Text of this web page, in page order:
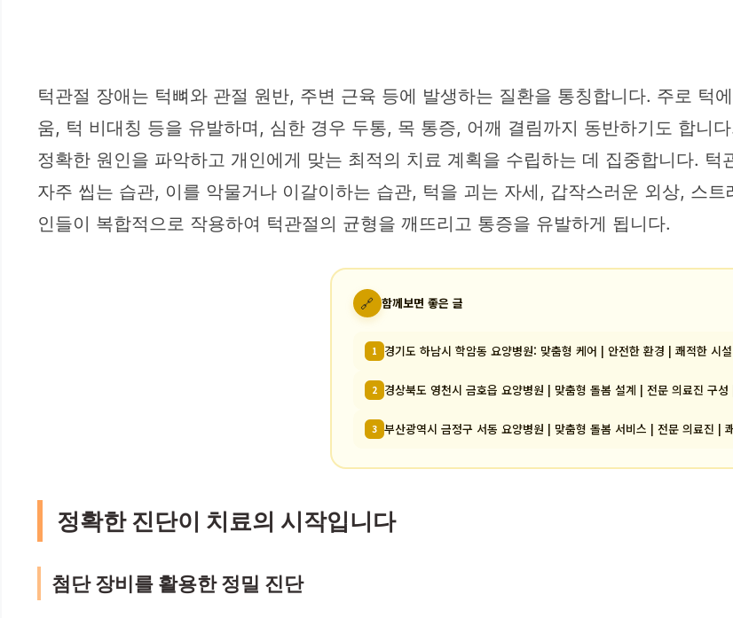
턱관절 장애는 턱뼈와 관절 원반, 주변 근육 등에 발생하는 질환을 통칭합니다. 주로 턱
움, 턱 비대칭 등을 유발하며, 심한 경우 두통, 목 통증, 어깨 결림까지 동반하기도 합니
정확한 원인을 파악하고 개인에게 맞는 최적의 치료 계획을 수립하는 데 집중합니다.
자주 씹는 습관, 이를 악물거나 이갈이하는 습관, 턱을 괴는 자세, 갑작스러운 외상, 스
인들이 복합적으로 작용하여 턱관절의 균형을 깨뜨리고 통증을 유발하게 됩니다.
🔗 함께보면 좋은 글
1 경기도 하남시 학암동 요양병원: 맞춤형 케어 | 안전한 환경 | 쾌적한 시설
2 경상북도 영천시 금호읍 요양병원 | 맞춤형 돌봄 설계 | 전문 의료진 구
3 부산광역시 금정구 서동 요양병원 | 맞춤형 돌봄 서비스 | 전문 의료진 |
정확한 진단이 치료의 시작입니다
첨단 장비를 활용한 정밀 진단